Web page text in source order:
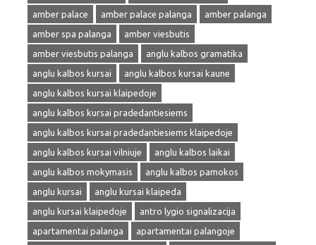
amber palace
amber palace palanga
amber palanga
amber spa palanga
amber viesbutis
amber viesbutis palanga
anglu kalbos gramatika
anglu kalbos kursai
anglu kalbos kursai kaune
anglu kalbos kursai klaipedoje
anglu kalbos kursai pradedantiesiems
anglu kalbos kursai pradedantiesiems klaipedoje
anglu kalbos kursai vilniuje
anglu kalbos laikai
anglu kalbos mokymasis
anglu kalbos pamokos
anglu kursai
anglu kursai klaipeda
anglu kursai klaipedoje
antro lygio signalizacija
apartamentai palanga
apartamentai palangoje